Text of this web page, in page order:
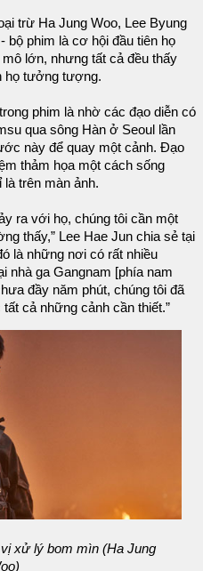
trừ Ha Jung Woo, Lee Byung
bộ phim là cơ hội đầu tiên họ
lớn, nhưng tất cả đều thấy
họ tưởng tượng.
phim là nhờ các đạo diễn có
qua sông Hàn ở Seoul lần
này để quay một cảnh. Đạo
thảm họa một cách sống
là trên màn ảnh.
ra với họ, chúng tôi cần một
thấy,” Lee Hae Jun chia sẻ tại
là những nơi có rất nhiều
nhà ga Gangnam [phía nam
đầy năm phút, chúng tôi đã
cả những cảnh cần thiết.”
xử lý bom mìn (Ha Jung